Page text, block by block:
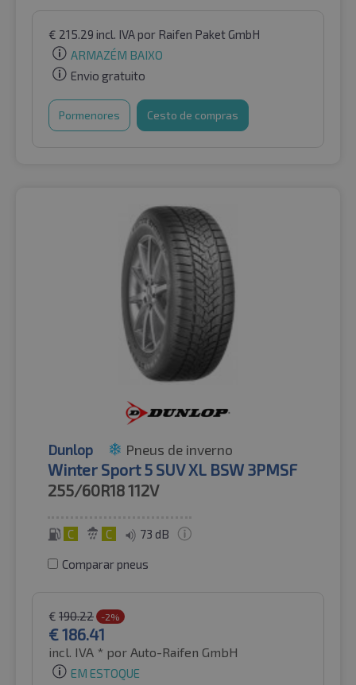
€ 215.29 incl. IVApor Raifen Paket GmbH
ARMAZÉM BAIXO
Envio gratuito
Pormenores Cesto de compras
Dunlop Pneus de inverno
Winter Sport 5 SUV XL BSW 3PMSF
255/60R18112V
C C 73 dB
Comparar pneus
€ 190.22 -2%
€186.41
incl. IVA * por Auto-Raifen GmbH
EM ESTOQUE